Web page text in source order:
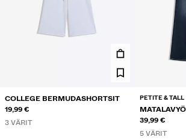
COLLEGE BERMUDASHORTSIT
19,99 €
3 VÄRIT
PETITE & TALL
BOOTCUT-
39,99 €
5 VÄRIT